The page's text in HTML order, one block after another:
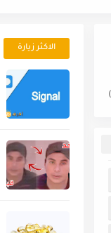
الاكثر زيارة